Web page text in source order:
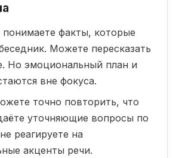
понимаете факты, которые
Можете пересказать
Но эмоциональный план и
вне фокуса.
точно повторить, что
уточняющие вопросы по
реагируете на
акценты речи.